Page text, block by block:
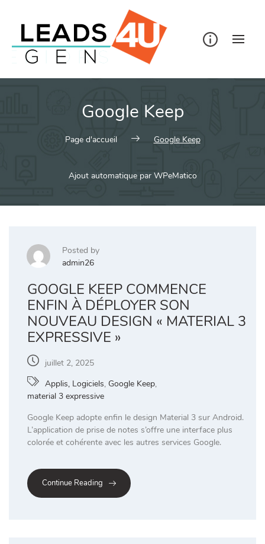
Google Keep
Page d'accueil Google Keep
Ajout automatique par WPeMatico
Posted by
admin26
GOOGLE KEEP COMMENCE
ENFIN À DÉPLOYER SON
NOUVEAU DESIGN « MATERIAL 3
EXPRESSIVE »
juillet 2, 2025
Applis, Logiciels, Google Keep,
material 3 expressive
Google Keep adopte enfin le design Material 3 sur Android.
L’application de prise de notes s’offre une interface plus
colorée et cohérente avec les autres services Google.
Continue Reading